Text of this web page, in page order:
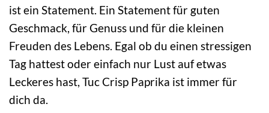
ist ein Statement. Ein Statement für guten
Geschmack, für Genuss und für die kleinen
Freuden des Lebens. Egal ob du einen stressigen
Tag hattest oder einfach nur Lust auf etwas
Leckeres hast, Tuc Crisp Paprika ist immer für
dich da.